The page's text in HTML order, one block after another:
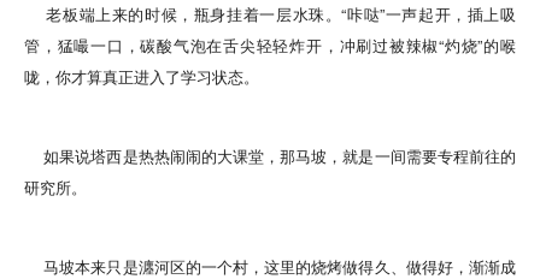
老板端上来的时候，瓶身挂着一层水珠。“咔哒”一声起开，插上吸
管，猛嘬一口，碳酸气泡在舌尖轻轻炸开，冲刷过被辣椒“灼烧”的喉
咙，你才算真正进入了学习状态。
如果说塔西是热热闹闹的大课堂，那马坡，就是一间需要专程前往的
研究所。
马坡本来只是瀍河区的一个村，这里的烧烤做得久、做得好，渐渐成